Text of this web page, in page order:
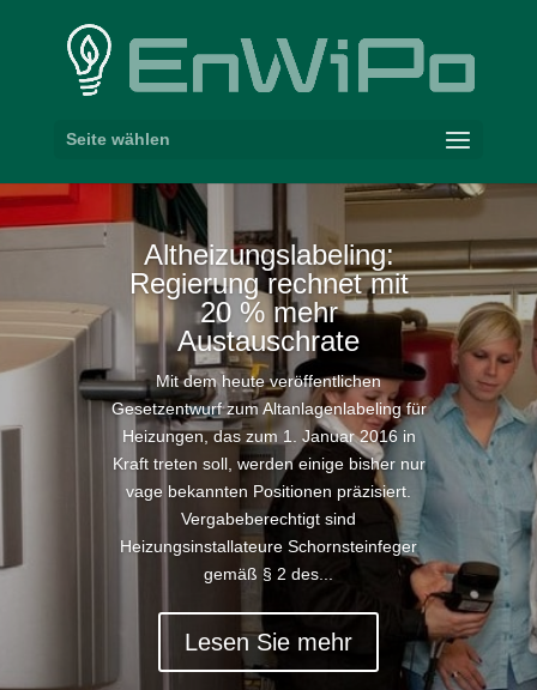
Seite wählen
Althei­zungs­la­beling:
Regierung rechnet mit
20% mehr
Austauschrate
Mit dem heute veröffentlichen
Gesetzentwurf zum Altanlagenlabeling für
Heizungen, das zum 1. Januar 2016 in
Kraft treten soll, werden einige bisher nur
vage bekannten Positionen präzisiert.
Vergabeberechtigt sind
Heizungsinstallateure Schornsteinfeger
gemäß § 2 des...
Lesen Sie mehr